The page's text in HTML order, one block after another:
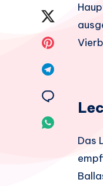
Facebook
teilen.
Twitter
teilen.
teilen.
teilen.
Das